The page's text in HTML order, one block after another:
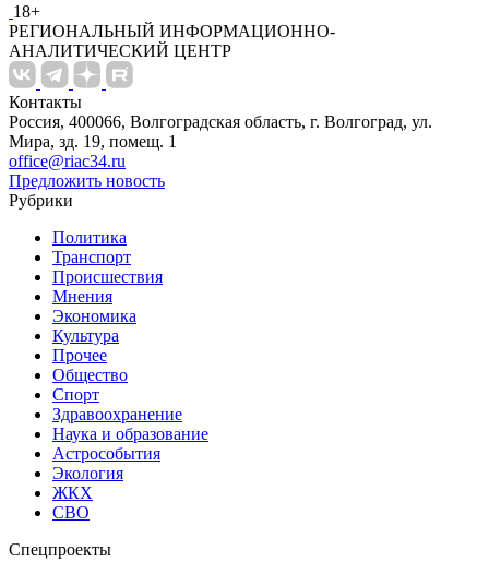
18+
РЕГИОНАЛЬНЫЙ ИНФОРМАЦИОННО-
АНАЛИТИЧЕСКИЙ ЦЕНТР
Контакты
Россия, 400066, Волгоградская область, г. Волгоград, ул.
Мира, зд. 19, помещ. 1
office@riac34.ru
Предложить новость
Рубрики
Политика
Транспорт
Происшествия
Мнения
Экономика
Культура
Прочее
Общество
Спорт
Здравоохранение
Наука и образование
Астрособытия
Экология
ЖКХ
СВО
Спецпроекты